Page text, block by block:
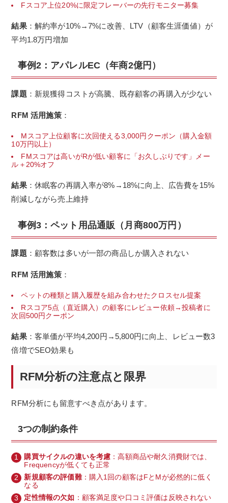
Fスコア上位20%に限定フレーバーの先行モニター募集
結果：解約率が10%→7%に改善、LTV（顧客生涯価値）が
平均1.8万円増加
事例2：アパレルEC（年商2億円）
課題 ：新規獲得コストが高騰、既存顧客の再購入が少ない
RFM 活用施策：
Mスコア上位顧客に次回使える3,000円クーポン（購入金額
10万円以上）
FMスコアは高いがRが低い顧客に「お久しぶりです」メー
ル＋20%オフ
結果：休眠客の再購入率が8%→18%に向上、広告費を15%
削減しながら売上維持
事例3：ペット用品通販（月商800万円）
課題 ：顧客数は多いが一部の商品しか購入されない
RFM 活用施策：
ペットの種類と購入履歴を組み合わせたクロスセル提案
Rスコア5点（直近購入）の顧客にレビュー依頼→投稿者に
次回500円クーポン
結果：客単価が平均4,200円→5,800円に向上、レビュー数3
倍増でSEO効果も
RFM分析の注意点と限界
RFM分析にも留意すべき点があります。
3つの制約条件
購買サイクルの違いを考慮 ：高額商品や耐久消費財では、
Frequencyが低くても正常
新規顧客の評価難：購入1回の顧客はFとMが必然的に低く
なる
定性情報の欠如 ：顧客満足度や口コミ評価は反映されない